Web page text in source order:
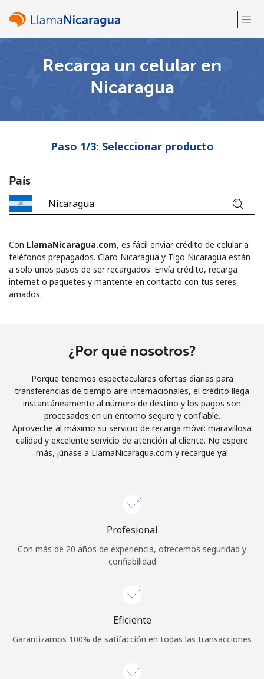
¡Bienvenido!
Inicia sesión →
No se ha creado una contraseña
Mínimo 8 caracteres
Una letra mayúscula y una minúscula
Un número
Un caracter especial
Mantente en contacto para recibir nuestras mejores
estosTérminos y condiciones.
Recarga un celular en
Nicaragua
Paso 1/3: Seleccionar producto
País
Con LlamaNicaragua.com, es fácil enviar crédito de celular a
teléfonos prepagados. Claro Nicaragua y Tigo Nicaragua están
a solo unos pasos de ser recargados. Envía crédito, recarga
internet o paquetes y mantente en contacto con tus seres
amados.
¿Por qué nosotros?
Porque tenemos espectaculares ofertas diarias para
transferencias de tiempo aire internacionales, el crédito llega
instantáneamente al número de destino y los pagos son
procesados en un entorno seguro y confiable.
Aproveche al máximo su servicio de recarga móvil: maravillosa
calidad y excelente servicio de atención al cliente. No espere
más, ¡únase a LlamaNicaragua.com y recargue ya!
Profesional
Con más de 20 años de experiencia, ofrecemos seguridad y
confiabilidad
Eficiente
Garantizamos 100% de satifacción en todas las transacciones